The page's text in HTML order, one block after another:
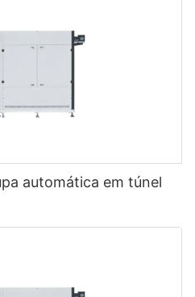
automática em túnel